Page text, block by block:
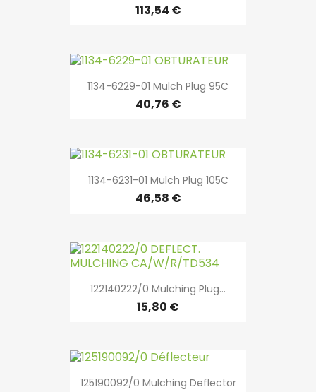
113,54 €
1134-6229-01 Mulch Plug 95C
40,76 €
1134-6231-01 Mulch Plug 105C
46,58 €
122140222/0 Mulching Plug...
15,80 €
125190092/0 Mulching Deflector